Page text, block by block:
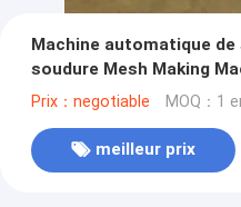
Machine automatique
soudure Mesh Making
de 200mm
Prix：negotiable MOQ：1
meilleur prix